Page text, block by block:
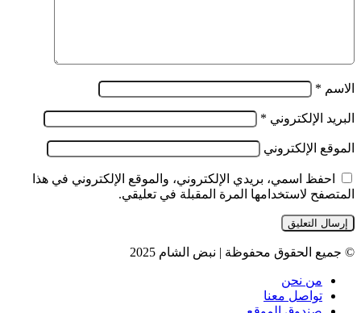
الاسم *
البريد الإلكتروني *
الموقع الإلكتروني
احفظ اسمي، بريدي الإلكتروني، والموقع الإلكتروني في هذا
المتصفح لاستخدامها المرة المقبلة في تعليقي.
© جميع الحقوق محفوظة | نبض الشام 2025
من نحن
تواصل معنا